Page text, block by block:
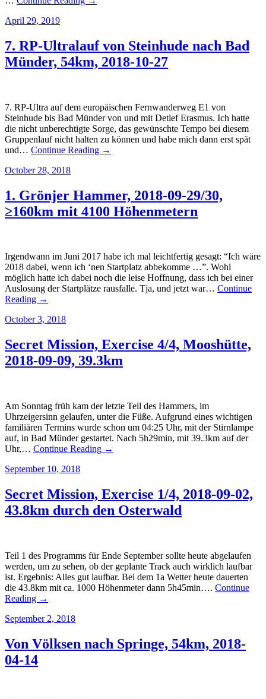
April 29, 2019
7. RP-Ultralauf von Steinhude nach Bad
Münder, 54km, 2018-10-27
7. RP-Ultra auf dem europäischen Fernwanderweg E1 von
Steinhude bis Bad Münder von und mit Detlef Erasmus. Ich hatte
die nicht unberechtigte Sorge, das gewünschte Tempo bei diesem
Gruppenlauf nicht halten zu können und habe mich dann erst spät
und… Continue Reading →
October 28, 2018
1. Grönjer Hammer, 2018-09-29/30,
≥160km mit 4100 Höhenmetern
Irgendwann im Juni 2017 habe ich mal leichtfertig gesagt: “Ich wäre
2018 dabei, wenn ich ‘nen Startplatz abbekomme …”. Wohl
möglich hatte ich dabei noch die leise Hoffnung, dass ich bei einer
Auslosung der Startplätze rausfalle. Tja, und jetzt war… Continue
Reading →
October 3, 2018
Secret Mission, Exercise 4/4, Mooshütte,
2018-09-09, 39.3km
Am Sonntag früh kam der letzte Teil des Hammers, im
Uhrzeigersinn gelaufen, unter die Füße. Aufgrund eines wichtigen
familiären Termins wurde schon um 04:25 Uhr, mit der Stirnlampe
auf, in Bad Münder gestartet. Nach 5h29min, mit 39.3km auf der
Uhr,… Continue Reading →
September 10, 2018
Secret Mission, Exercise 1/4, 2018-09-02,
43.8km durch den Osterwald
Teil 1 des Programms für Ende September sollte heute abgelaufen
werden, um zu sehen, ob der geplante Track auch wirklich laufbar
ist. Ergebnis: Alles gut laufbar. Bei dem 1a Wetter heute dauerten
die 43.8km mit ca. 1000 Höhenmeter dann 5h45min…. Continue
Reading →
September 2, 2018
Von Völksen nach Springe, 54km, 2018-
04-14